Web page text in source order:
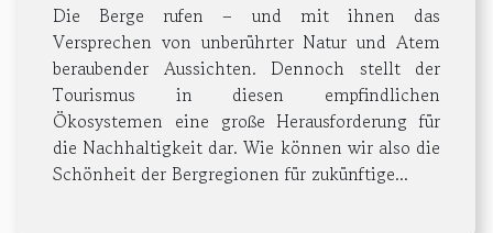
Die Berge rufen – und mit ihnen das
Versprechen von unberührter Natur und Atem
beraubender Aussichten. Dennoch stellt der
Tourismus in diesen empfindlichen
Ökosystemen eine große Herausforderung für
die Nachhaltigkeit dar. Wie können wir also die
Schönheit der Bergregionen für zukünftige...